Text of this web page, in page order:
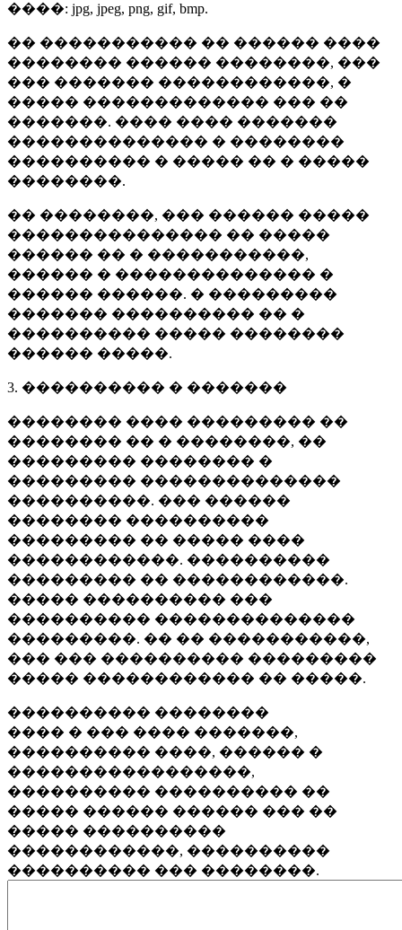
����: jpg, jpeg, png, gif, bmp.
�� ����������� �� ������ ����
�������� ������ ��������, ���
��� ������� ������������, �
����� ������������� ��� ��
�������. ���� ���� �������
�������������� � ��������
���������� � ����� �� � �����
��������.
�� ��������, ��� ������ �����
��������������� �� �����
������ �� � �����������,
������ � �������������� �
������ ������. � ���������
������� ���������� �� �
���������� ����� ��������
������ �����.
3. ���������� � �������
�������� ���� ��������� ��
�������� �� � ��������, ��
��������� �������� �
��������� ��������������
����������. ��� ������
�������� ����������
��������� �� ����� ����
������������. ����������
��������� �� ������������.
����� ���������� ���
���������� ��������������
���������. �� �� �����������,
��� ��� ���������� ���������
����� ������������ �� �����.
���������� ��������
���� � ��� ���� �������,
���������� ����, ������ �
�����������������,
���������� ���������� ��
����� ������ ������ ��� ��
����� ����������
������������, ����������
���������� ��� ��������.